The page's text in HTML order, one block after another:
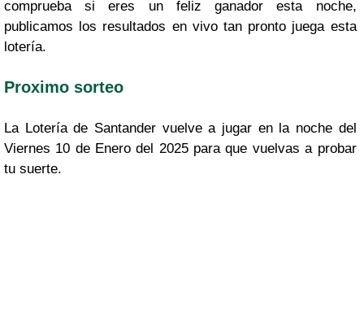
comprueba si eres un feliz ganador esta noche,
publicamos los resultados en vivo tan pronto juega esta
lotería.
Proximo sorteo
La Lotería de Santander vuelve a jugar en la noche del
Viernes 10 de Enero del 2025 para que vuelvas a probar
tu suerte.